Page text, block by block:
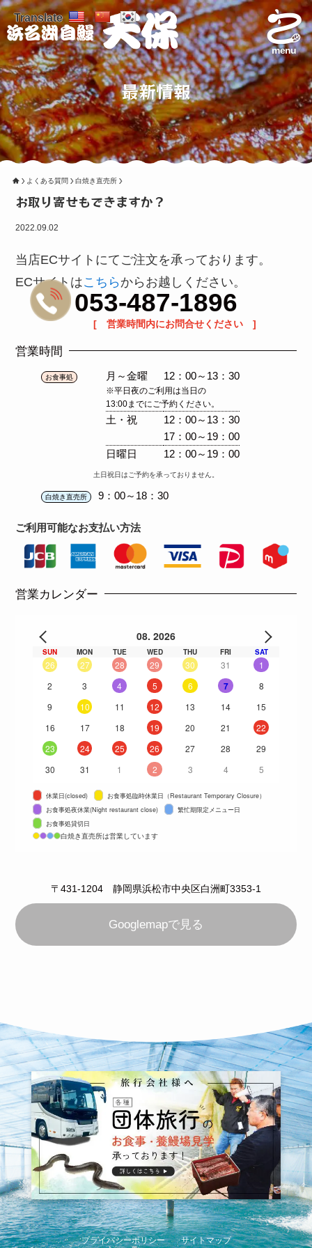
Translate
menu
最新情報
よくある質問 白焼き直売所
お取り寄せもできますか？
2022.09.02
当店ECサイトにてご注文を承っております。
ECサイトはこちら からお越しください。
053-487-1896
[ 営業時間内にお問合せください ]
営業時間
お食事処 月～金曜 12：00～13：30
※平日夜のご利用は当日の
13:00までにご予約ください。
土・祝
12：00～13：30
17：00～19：00
日曜日
12：00～19：00
土日祝日はご予約を承っておりません。
白焼き直売所 9：00～18：30
ご利用可能なお支払い方法
営業カレンダー
08. 2026
SUN MON TUE WED THU FRI SAT
26 27 28 29 30 31
1
2
3 4 5 6 7
8
9
10 11 12 13 14
15
16
17 18 19 20 21
22
23
24 25 26 27 28
29
30
31 1 2 3 4 5
休業日(closed)
お食事処臨時休業日（Restaurant Temporary Closure）
お食事処夜休業(Night restaurant close)
繁忙期限定メニュー日
お食事処貸切日
白焼き直売所は営業しています
〒431-1204 静岡県浜松市中央区白洲町3353-1
Googlemapで見る
プライバシーポリシー サイトマップ